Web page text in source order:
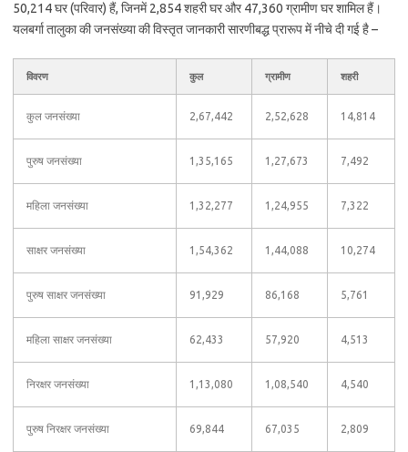
50,214 घर (परिवार) हैं, जिनमें 2,854 शहरी घर और 47,360 ग्रामीण घर शामिल हैं।
यलबर्गा तालुका की जनसंख्या की विस्तृत जानकारी सारणीबद्ध प्रारूप में नीचे दी गई है –
विवरण कुल ग्रामीण शहरी
कुल जनसंख्या 2,67,442 2,52,628 14,814
पुरुष जनसंख्या 1,35,165 1,27,673 7,492
महिला जनसंख्या 1,32,277 1,24,955 7,322
साक्षर जनसंख्या 1,54,362 1,44,088 10,274
पुरुष साक्षर जनसंख्या 91,929 86,168 5,761
महिला साक्षर जनसंख्या 62,433 57,920 4,513
निरक्षर जनसंख्या 1,13,080 1,08,540 4,540
पुरुष निरक्षर जनसंख्या 69,844 67,035 2,809